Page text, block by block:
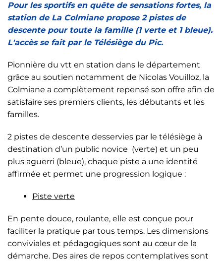
Pour les sportifs en quête de sensations fortes, la
station de La Colmiane propose 2 pistes de
descente pour toute la famille (1 verte et 1 bleue).
L'accès se fait par le Télésiège du Pic.
Pionnière du vtt en station dans le département
grâce au soutien notamment de Nicolas Vouilloz, la
Colmiane a complètement repensé son offre afin de
satisfaire ses premiers clients, les débutants et les
familles.
2 pistes de descente desservies par le télésiège à
destination d’un public novice (verte) et un peu
plus aguerri (bleue), chaque piste a une identité
affirmée et permet une progression logique :
Piste verte
En pente douce, roulante, elle est conçue pour
faciliter la pratique par tous temps. Les dimensions
conviviales et pédagogiques sont au cœur de la
démarche. Des aires de repos contemplatives sont